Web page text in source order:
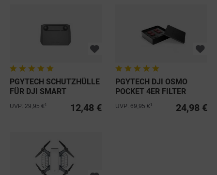
PGYTECH SCHUTZHÜLLE
FÜR DJI SMART
FERNSTEUERUNG
12,48 €
UVP: 29,95 €
PGYTECH DJI OSMO
POCKET 4ER FILTER
24,98 €
UVP: 69,95 €